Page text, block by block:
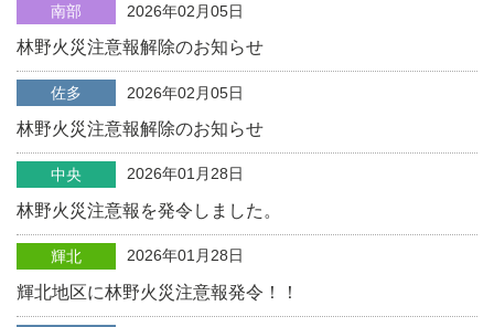
南部 2026年02月05日
林野火災注意報解除のお知らせ
佐多 2026年02月05日
林野火災注意報解除のお知らせ
中央 2026年01月28日
林野火災注意報を発令しました。
輝北 2026年01月28日
輝北地区に林野火災注意報発令！！